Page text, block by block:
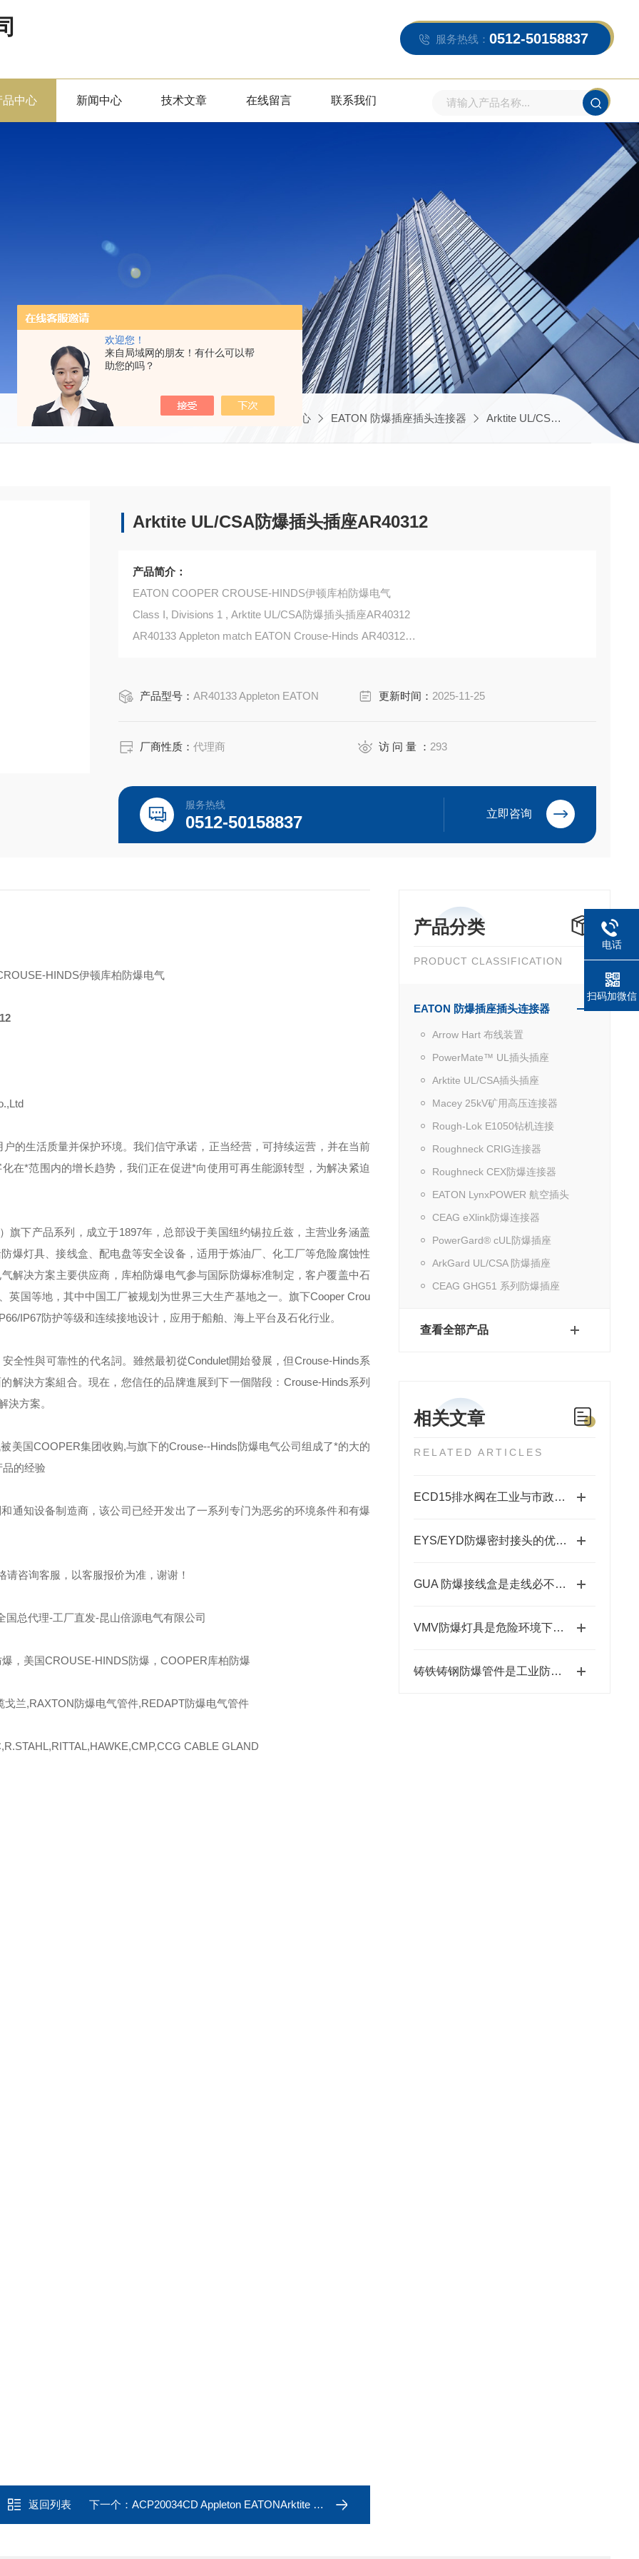
欢迎您！
来自局域网的朋友！有什么可以帮
助您的吗？
服务热线： 0512-50158837
品中心 新闻中心 技术文章 在线留言 联系我们
当前位置：首页 产品中心 EATON 防爆插座插头连接器 Arktite UL/CSA插头插座
Arktite UL/CSA防爆插头插座AR40312
产品简介：
EATON COOPER CROUSE-HINDS伊顿库柏防爆电气
Class I, Divisions 1 , Arktite UL/CSA防爆插头插座AR40312
AR40133 Appleton match EATON Crouse-Hinds AR40312
产品型号：AR40133 Appleton EATON 更新时间： 2025-11-25
厂商性质：代理商 访 问 量 ： 293
服务热线
0512-50158837 立即咨询
产品分类
PRODUCT CLASSIFICATION
EATON 防爆插座插头连接器
Arrow Hart 布线装置
PowerMate™ UL插头插座
Arktite UL/CSA插头插座
Macey 25kV矿用高压连接器
Rough-Lok E1050钻机连接
Roughneck CRIG连接器
Roughneck CEX防爆连接器
EATON LynxPOWER 航空插头
CEAG eXlink防爆连接器
PowerGard® cUL防爆插座
ArkGard UL/CSA 防爆插座
CEAG GHG51 系列防爆插座
查看全部产品
相关文章
RELATED ARTICLES
ECD15排水阀在工业与市政排水系统中的关键作用
EYS/EYD防爆密封接头的优点有哪些?
GUA 防爆接线盒是走线必不可少的配件之一
VMV防爆灯具是危险环境下的光明守护者
铸铁铸钢防爆管件是工业防爆系统中重要的连接和控制元件
HINDS伊顿库柏防爆电气
的生活质量并保护环境。我们信守承诺，正当经营，可持续运营，并在当前
在*范围内的增长趋势，我们正在促进*向使用可再生能源转型，为解决紧迫
旗下产品系列，成立于1897年，总部设于美国纽约锡拉丘兹，主营业务涵盖
爆灯具、接线盒、配电盘等安全设备，适用于炼油厂、化工厂等危险腐蚀性
解决方案主要供应商，库柏防爆电气参与国际防爆标准制定，客户覆盖中石
英国等地，其中中国工厂被规划为世界三大生产基地之一。旗下Cooper Crou
IP67防护等级和连续接地设计，应用于船舶、海上平台及石化行业。
全性與可靠性的代名詞。雖然最初從Condulet開始發展，但Crouse-Hinds系
解決方案組合。現在，您信任的品牌進展到下一個階段： Crouse-Hinds系列
決方案。
美国COOPER集团收购,与旗下的Crouse--Hinds防爆电气公司组成了*的大的
的经验
通知设备制造商，该公司已经开发出了一系列专门为恶劣的环境条件和有爆
请咨询客服，以客服报价为准，谢谢！
国总代理-工厂直发-昆山倍源电气有限公司
，美国CROUSE-HINDS防爆，COOPER库柏防爆
兰,RAXTON防爆电气管件,REDAPT防爆电气管件
CABLE GLAND
返回列表 下一个： ACP20034CD Appleton EATONArktite UL/CSA防爆插头插座AP20465
电话
扫码加微信